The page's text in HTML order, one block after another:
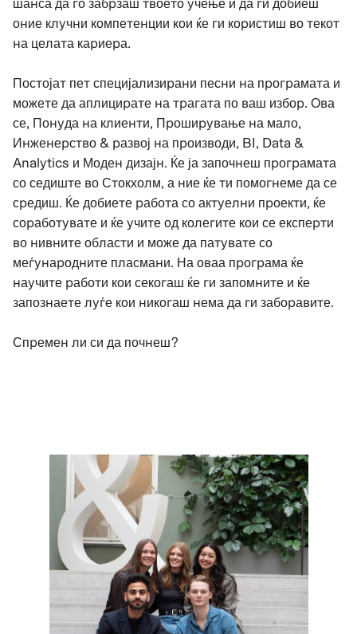
оние клучни компетенции кои ќе ги користиш во текот
на целата кариера.
Постојат пет специјализирани песни на програмата и
можете да аплицирате на трагата по ваш избор. Ова
се, Понуда на клиенти, Проширување на мало,
Инженерство & развој на производи, BI, Data &
Analytics и Моден дизајн. Ќе ја започнеш програмата
со седиште во Стокхолм, а ние ќе ти помогнеме да се
средиш. Ќе добиете работа со актуелни проекти, ќе
соработувате и ќе учите од колегите кои се експерти
во нивните области и може да патувате со
меѓународните пласмани. На оваа програма ќе
научите работи кои секогаш ќе ги запомните и ќе
запознаете луѓе кои никогаш нема да ги заборавите.
Спремен ли си да почнеш?